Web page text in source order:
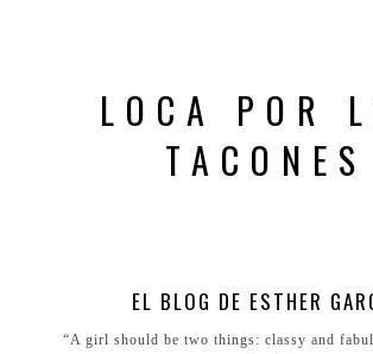
LOCA POR
TACONES
EL BLOG DE ESTHER
“A girl should be two things: classy and